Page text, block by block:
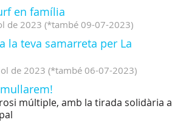
en família
de 2023 (*també 09-07-2023)
la teva samarreta per La
de 2023 (*també 06-07-2023)
múltiple, amb la tirada solidària a